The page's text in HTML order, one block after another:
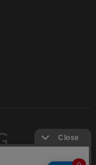
クトショップ